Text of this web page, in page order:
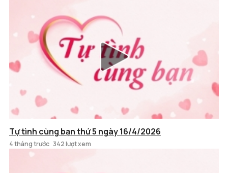
Tự tình cùng bạn thứ 5 ngày 16/4/2026
4 tháng trước 342 lượt xem